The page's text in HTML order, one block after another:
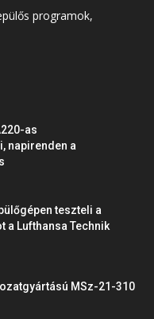
programok,
as
napirenden a
teszteli a
a Lufthansa Technik
MSz-21-310